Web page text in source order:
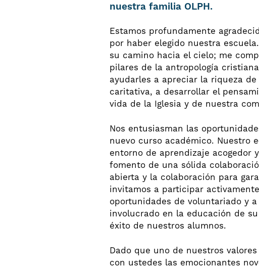
nuestra familia OLPH.
Estamos profundamente
por haber elegido nuestra
su camino hacia el cielo; me
pilares de la antropología
ayudarles a apreciar la riqueza
caritativa, a desarrollar el
vida de la Iglesia y de nuestra
Nos entusiasman las
nuevo curso académico. Nuestro
entorno de aprendizaje acogedor
fomento de una sólida
abierta y la colaboración para
invitamos a participar
oportunidades de voluntariado y
involucrado en la educación de
éxito de nuestros alumnos.
Dado que uno de nuestros
con ustedes las emocionantes